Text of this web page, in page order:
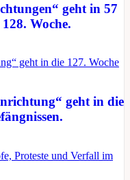
geht in 57
Woche.
geht in die